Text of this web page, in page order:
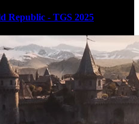
Republic - TGS 2025